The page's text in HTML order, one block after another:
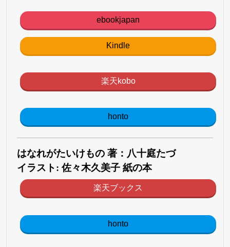
ebookjapan
Kindle
楽天kobo
honto
はなれがたいけもの 著：八十庭たづ
イラスト: 佐々木久美子 紙の本
楽天ブックス
honto